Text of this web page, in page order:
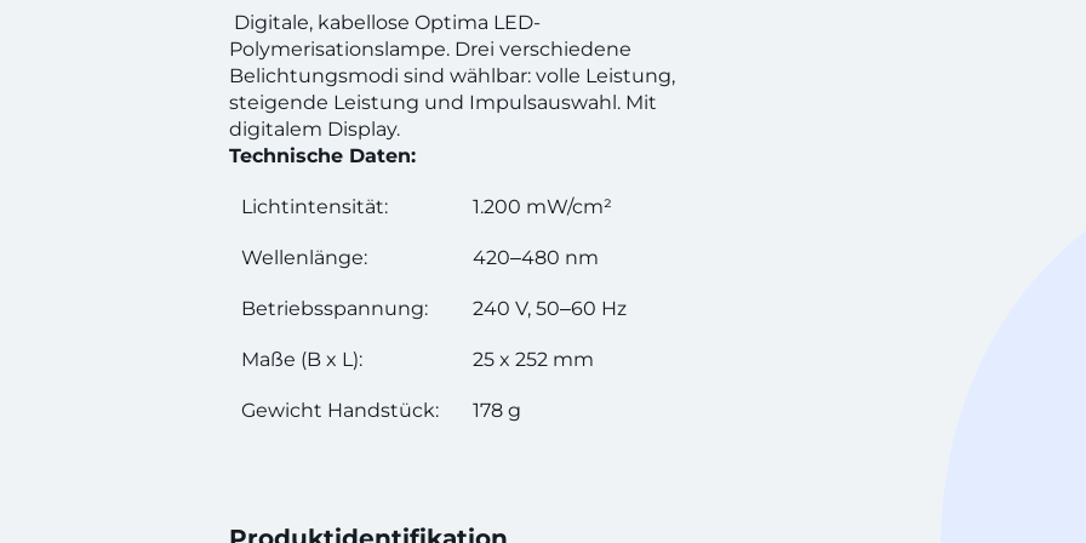
Digitale, kabellose Optima LED-
Polymerisationslampe. Drei verschiedene
Belichtungsmodi sind wählbar: volle Leistung,
steigende Leistung und Impulsauswahl. Mit
digitalem Display.
Technische Daten:
Lichtintensität: 1.200 mW/cm²
Wellenlänge: 420‒480 nm
Betriebsspannung: 240 V, 50‒60 Hz
Maße (B x L): 25 x 252 mm
Gewicht Handstück: 178 g